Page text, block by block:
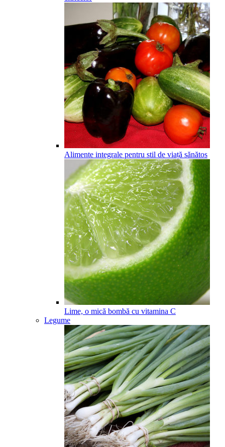
Alimente integrale pentru stil de viață sănătos
Lime, o mică bombă cu vitamina C
Legume